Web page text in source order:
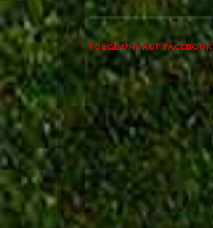
FOLGE UNS AUF FACEBOOK